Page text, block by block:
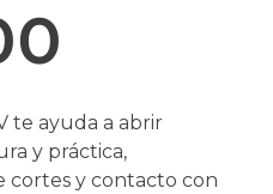
te ayuda a abrir
y práctica,
cortes y contacto con